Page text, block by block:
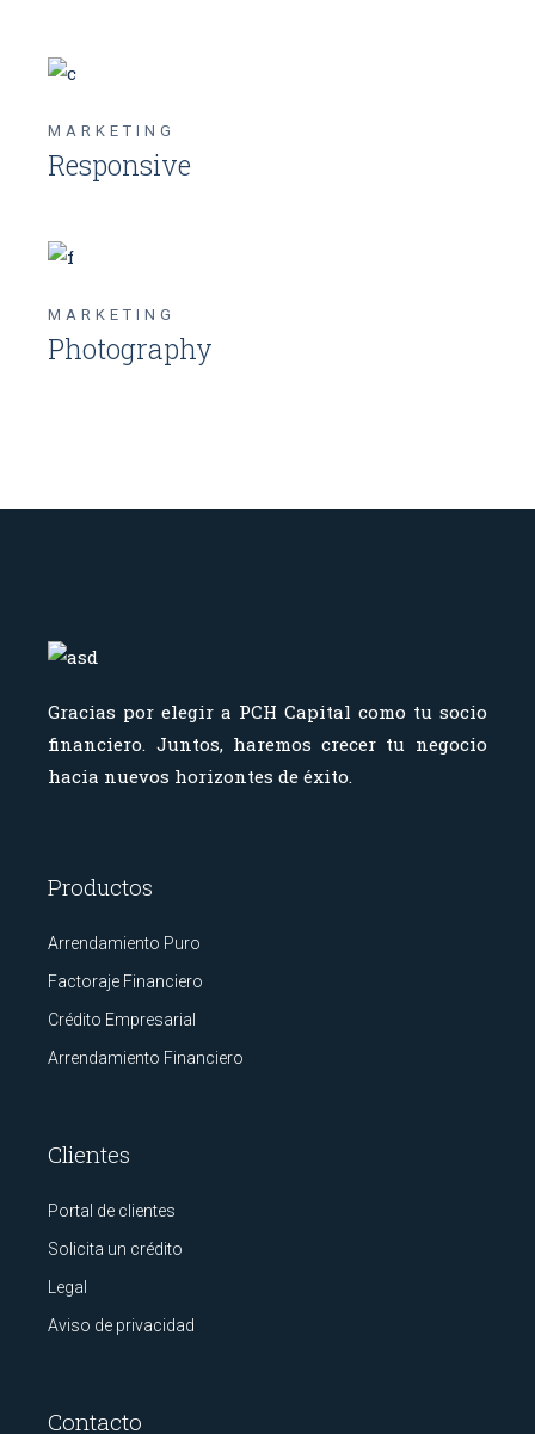
MARKETING
Responsive
MARKETING
Photography
Gracias por elegir a PCH Capital como tu socio
financiero. Juntos, haremos crecer tu negocio
hacia nuevos horizontes de éxito.
Productos
Arrendamiento Puro
Factoraje Financiero
Crédito Empresarial
Arrendamiento Financiero
Clientes
Portal de clientes
Solicita un crédito
Legal
Aviso de privacidad
Contacto